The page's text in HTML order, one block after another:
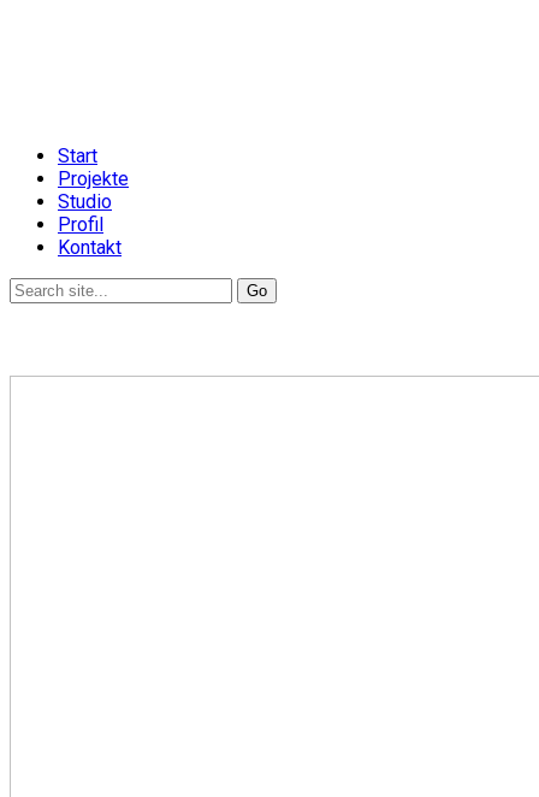
Start
Projekte
Studio
Profil
Kontakt